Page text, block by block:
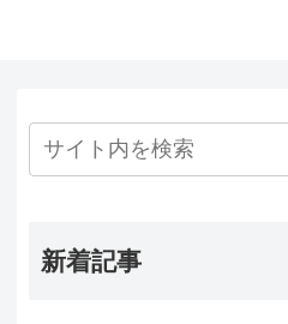
新着記事